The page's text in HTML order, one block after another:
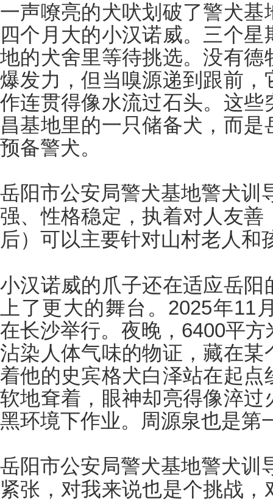
一声嘹亮的犬吠划破了警犬
四个月大的小汉诺威。三个
地的犬舍里等待挑选。没有
爆发力，但当嗅源递到跟前
作连贯得像水流过石头。这
昌基地里的一只储备犬，而
预备警犬。
岳阳市公安局警犬基地警犬训
强、性格稳定，执着对人友
后）可以主要针对山村老人和
小汉诺威的爪子还在适应岳
上了更大的舞台。 2025年11
在长沙举行。夜晚， 6400平方
沾染人体气味的物证，藏在
着他的史宾格犬白泽站在起
软地耷着，眼神却亮得像淬
黑环境下作业。周源泉也是第
岳阳市公安局警犬基地警犬训
紧张，对我来说也是个挑战